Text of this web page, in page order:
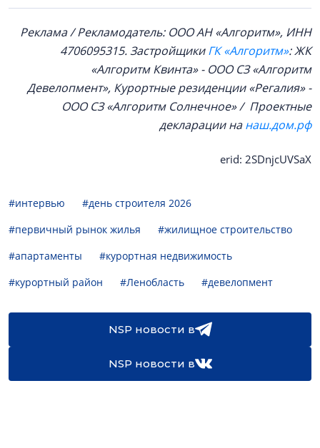
Реклама / Рекламодатель: ООО АН «Алгоритм», ИНН
4706095315. ЗастройщикиГК «Алгоритм»: ЖК
«Алгоритм Квинта» - ООО СЗ «Алгоритм
Девелопмент», Курортные резиденции «Регалия» -
ООО СЗ «Алгоритм Солнечное» / Проектные
декларации нанаш.дом.рф
erid: 2SDnjcUVSaX
#интервью
#день строителя 2026
#первичный рынок жилья
#жилищное строительство
#апартаменты
#курортная недвижимость
#курортный район
#Ленобласть #девелопмент
NSP новости в
NSP новости в